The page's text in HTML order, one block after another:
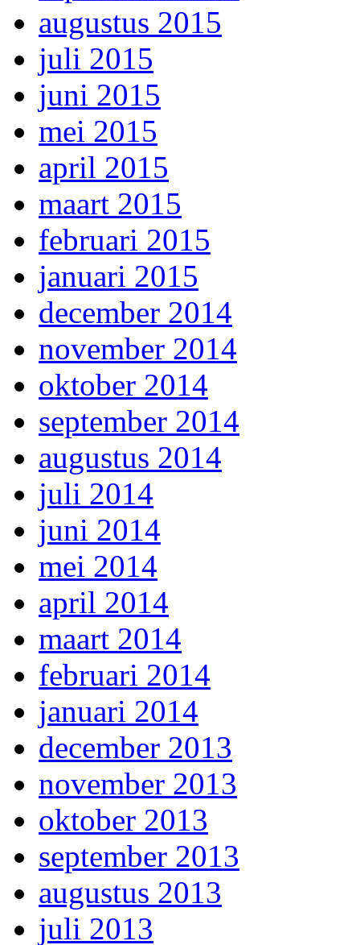
augustus 2015
juli 2015
juni 2015
mei 2015
april 2015
maart 2015
februari 2015
januari 2015
december 2014
november 2014
oktober 2014
september 2014
augustus 2014
juli 2014
juni 2014
mei 2014
april 2014
maart 2014
februari 2014
januari 2014
december 2013
november 2013
oktober 2013
september 2013
augustus 2013
juli 2013